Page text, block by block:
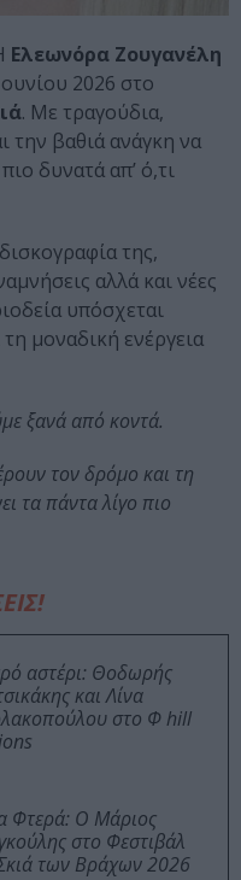
Ελεωνόρα Ζουγανέλη
2026 στο
. Με τραγούδια,
την βαθιά ανάγκη να
δυνατά απ’ ό,τι
της,
αλλά και νέες
υπόσχεται
μοναδική ενέργεια
ξανά από κοντά.
τον δρόμο και τη
τα πάντα λίγο πιο
αστέρι: Θοδωρής
και Λίνα
στο Φ hill
Φτερά: Ο Μάριος
στο Φεστιβάλ
των Βράχων 2026